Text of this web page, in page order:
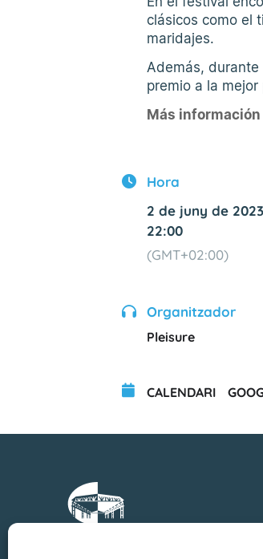
clásicos como el
maridajes.
Además,
premio a la mejor
Más información
Hora
2 de juny de 2023
22:00
(GMT+02:00)
Organitzador
Pleisure
CALENDARI